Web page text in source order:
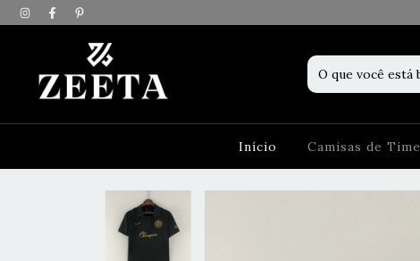
Início Camisas de Time